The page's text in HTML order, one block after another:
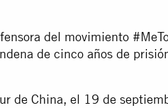
del movimiento
de cinco años de
de China, el 19 de